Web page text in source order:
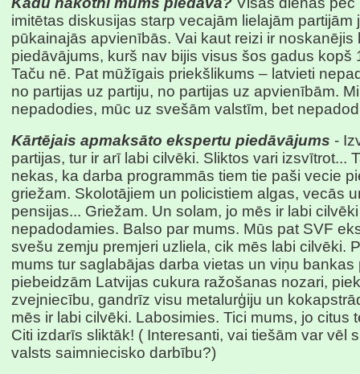
imitētas diskusijas starp vecajām lielajām partijām
pūkainajās apvienībās. Vai kaut reizi ir noskanējis
piedāvājums, kurš nav bijis visus šos gadus kopš
Taču nē. Pat mūžīgais priekšlikums – latvieti
no partijas uz partiju, no partijas uz apvienībām.
nepadodies, mūc uz svešām valstīm, bet
Kārtējais apmaksāto ekspertu piedāvājums -
partijas, tur ir arī labi cilvēki. Sliktos vari izsvītrot...
nekas, ka darba programmās tiem tie paši vecie
griežam. Skolotājiem un policistiem algas, vecās
pensijas... Griežam. Un solam, jo mēs ir labi
nepadodamies. Balso par mums. Mūs pat SVF
svešu zemju premjeri uzliela, cik mēs labi cilvēki.
mums tur saglabājas darba vietas un viņu bankas
piebeidzām Latvijas cukura ražošanas nozari,
zvejniecību, gandrīz visu metalurģiju un
mēs ir labi cilvēki. Labosimies. Tici mums, jo citus
Citi izdarīs sliktāk! ( Interesanti, vai tiešām var vēl
valsts saimniecisko darbību?)